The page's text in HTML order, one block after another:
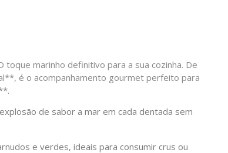
toque marinho definitivo para a sua cozinha. De
é o acompanhamento gourmet perfeito para
de sabor a mar em cada dentada sem
e verdes, ideais para consumir crus ou